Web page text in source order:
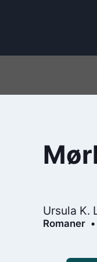
Ursula K.
Romaner